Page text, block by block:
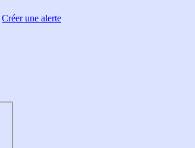
Créer une alerte